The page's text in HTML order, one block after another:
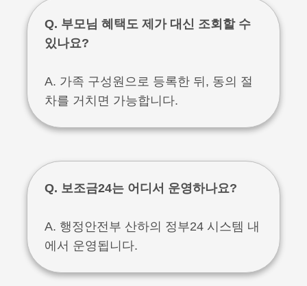
Q. 부모님 혜택도 제가 대신 조회할 수
있나요?
A. 가족 구성원으로 등록한 뒤, 동의 절
차를 거치면 가능합니다.
Q. 보조금24는 어디서 운영하나요?
A. 행정안전부 산하의 정부24 시스템 내
에서 운영됩니다.